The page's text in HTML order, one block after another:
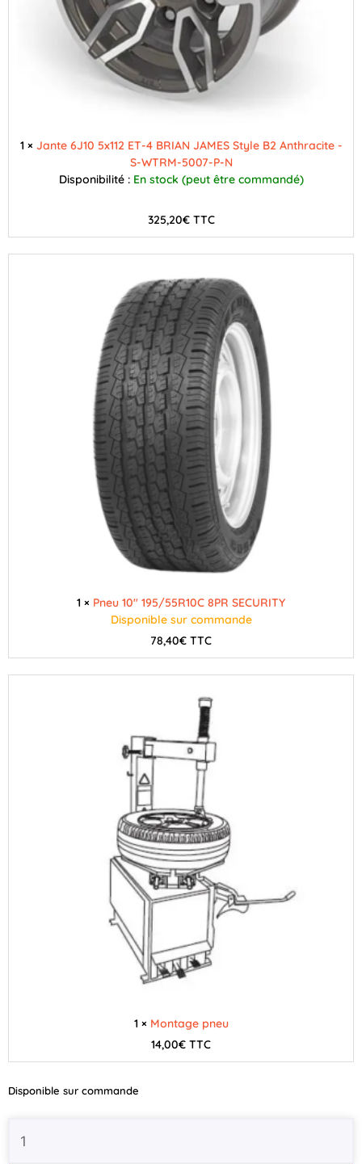
1 × Jante 6J10 5x112 ET-4 BRIAN JAMES Style B2 Anthracite -
S-WTRM-5007-P-N
Disponibilité : En stock (peut être commandé)
325,20€ TTC
1 × Pneu 10" 195/55R10C 8PR SECURITY
Disponible sur commande
78,40€ TTC
1 × Montage pneu
14,00€ TTC
Disponible sur commande